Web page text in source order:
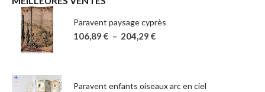
Paravent paysage cyprès
106,89 € – 204,29 €
Paravent enfants oiseaux arc en ciel